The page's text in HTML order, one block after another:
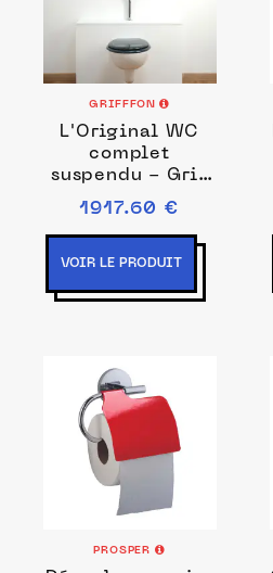
GRIFFFON
L'Original WC
complet
suspendu - Gris
Récif
1917.60 €
VOIR LE PRODUIT
PROSPER